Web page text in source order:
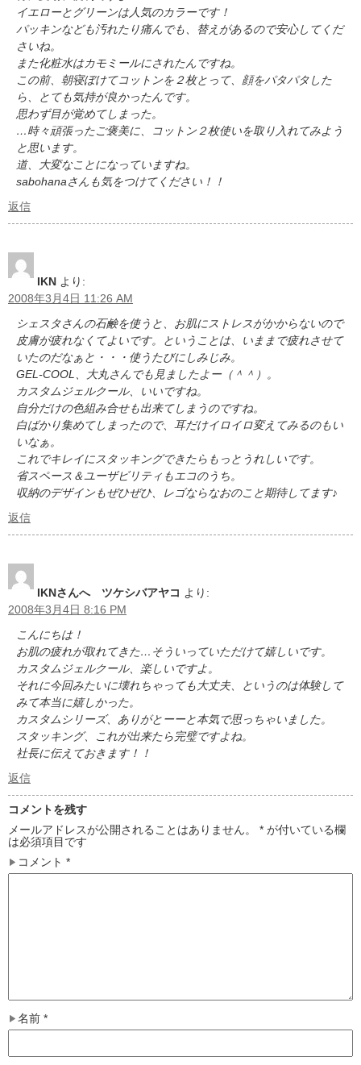
イエローとグリーンは人気のカラーです！
パッキンなども汚れたり痛んでも、替えがあるので安心してくだ
さいね。
また化粧水はカモミールにされたんですね。
この前、朝寝ぼけてコットンを２枚とって、顔をパタパタした
ら、とても気持が良かったんです。
思わず目が覚めてしまった。
…時々頑張ったご褒美に、コットン２枚使いを取り入れてみよう
と思います。
道、大変なことになっていますね。
sabohanaさんも気をつけてください！！
返信
IKN より:
2008年3月4日 11:26 AM
シェスタさんの石鹸を使うと、お肌にストレスがかからないので
皮膚が疲れなくてよいです。ということは、いままで疲れさせて
いたのだなぁと・・・使うたびにしみじみ。
GEL-COOL、大丸さんでも見ましたよー（＾＾）。
カスタムジェルクール、いいですね。
自分だけの色組み合せも出来てしまうのですね。
白ばかり集めてしまったので、耳だけイロイロ変えてみるのもい
いなぁ。
これでキレイにスタッキングできたらもっとうれしいです。
省スペース＆ユーザビリティもエコのうち。
収納のデザインもぜひぜひ、レゴならなおのこと期待してます♪
返信
IKNさんへ ツケシバアヤコ より:
2008年3月4日 8:16 PM
こんにちは！
お肌の疲れが取れてきた…そういっていただけて嬉しいです。
カスタムジェルクール、楽しいですよ。
それに今回みたいに壊れちゃっても大丈夫、というのは体験して
みて本当に嬉しかった。
カスタムシリーズ、ありがとーーと本気で思っちゃいました。
スタッキング、これが出来たら完璧ですよね。
社長に伝えておきます！！
返信
コメントを残す
メールアドレスが公開されることはありません。
* が付いている欄
は必須項目です
コメント *
名前 *